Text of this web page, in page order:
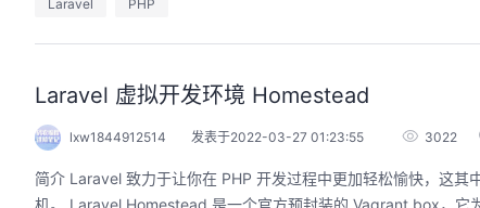
Laravel PHP
Laravel 虚拟开发环境 Homestead
lxw1844912514 发表于2022-03-27 01:23:55 3022
简介 Laravel 致力于让你在 PHP 开发过程中更加轻松愉快，这其中也包括本地开发环境的搭建。 Vagrant 提供了一种简单、优雅的方式来管理和配置虚拟
机。 Laravel Homestead 是一个官方预封装的 Vagrant box，